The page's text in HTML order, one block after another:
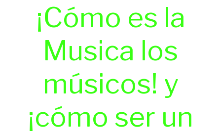
¡Cómo es la
Musica los
músicos! y
¡cómo ser un